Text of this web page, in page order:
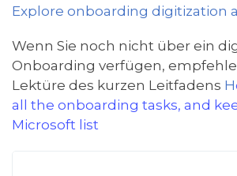
Explore onboarding digitization
Wenn Sie noch nicht über ein
Onboarding verfügen,
Lektüre des kurzen Leitfadens H
all the onboarding tasks, and
Microsoft list